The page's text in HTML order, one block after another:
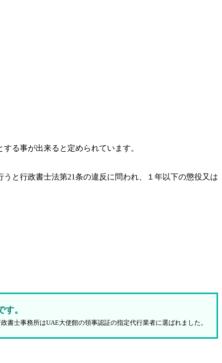
る事が出来ると定められています。
と行政書士法第21条の違反に問われ、
１年以下の懲役又は
。
士事務所はUAE大使館の領事認証の指定代行業者に選ばれました。